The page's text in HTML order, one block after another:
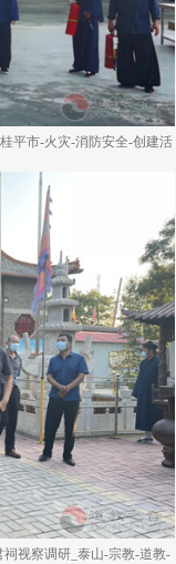
平市-火灾-消防安全-创建活
视察调研_泰山-宗教-道教-